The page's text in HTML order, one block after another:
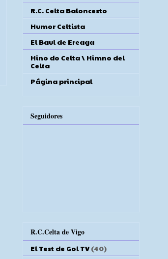
R.C. Celta Baloncesto
Humor Celtista
El Baul de Ereaga
Hino do Celta \ Himno del
Celta
Página principal
Seguidores
R.C.Celta de Vigo
El Test de Gol TV (40)